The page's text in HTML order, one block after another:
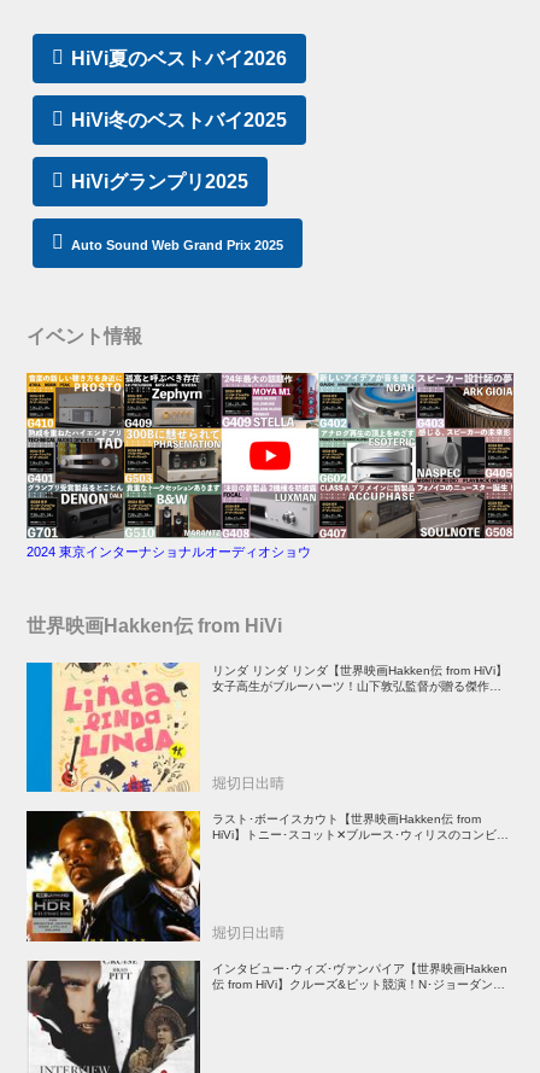
HiVi夏のベストバイ2026
HiVi冬のベストバイ2025
HiViグランプリ2025
Auto Sound Web Grand Prix 2025
イベント情報
2024 東京インターナショナルオーディオショウ
世界映画Hakken伝 from HiVi
リンダ リンダ リンダ【世界映画Hakken伝 from HiVi】
女子高生がブルーハーツ！山下敦弘監督が贈る傑作青春
堀切日出晴
ラスト･ボーイスカウト【世界映画Hakken伝 from
HiVi】トニー･スコット✕ブルース･ウィリスのコンビが
堀切日出晴
インタビュー･ウィズ･ヴァンパイア【世界映画Hakken
伝 from HiVi】クルーズ&ピット競演！N･ジョーダン監